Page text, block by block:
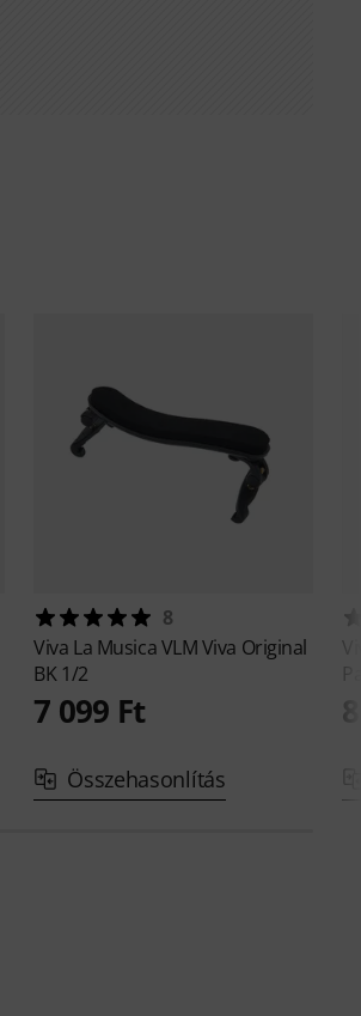
8
Viva La MusicaVLM Viva Original
BK 1/2
7 099 Ft
Összehasonlítás